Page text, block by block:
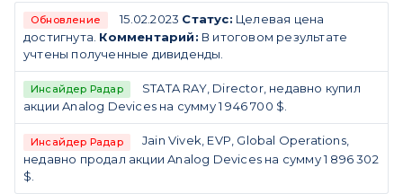
Обновление 15.02.2023 Статус: Целевая цена
достигнута. Комментарий: В итоговом результате
учтены полученные дивиденды.
Инсайдер Радар
STATA RAY, Director, недавно купил
акции Analog Devices на сумму 1 946 700 $.
Инсайдер Радар
Jain Vivek, EVP, Global Operations,
недавно продал акции Analog Devices на сумму 1 896 302
$.